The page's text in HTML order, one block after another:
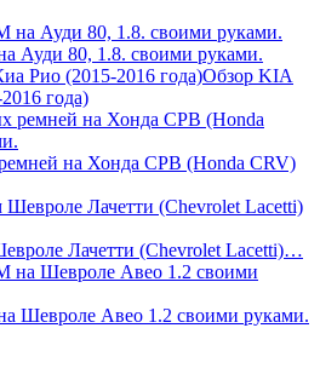
Ауди 80, 1.8. своими руками.
Обзор KIA
года)
на Хонда СРВ (Honda CRV)
Лачетти (Chevrolet Lacetti)…
Шевроле Авео 1.2 своими руками.